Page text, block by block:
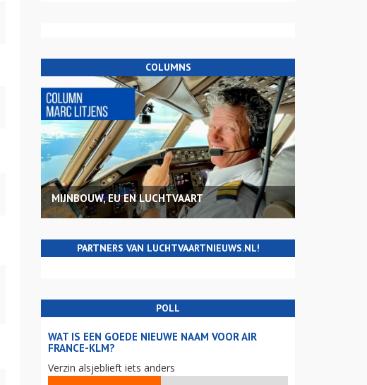
COLUMNS
MIJNBOUW, EU EN LUCHTVAART
PARTNERS VAN LUCHTVAARTNIEUWS.NL!
POLL
WAT IS EEN GOEDE NIEUWE NAAM VOOR AIR
FRANCE-KLM?
Verzin alsjeblieft iets anders